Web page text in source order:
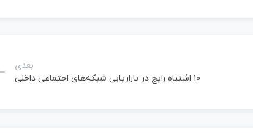
بعدی
۱۰ اشتباه رایج در بازاریابی شبکه‌های اجتماعی داخلی